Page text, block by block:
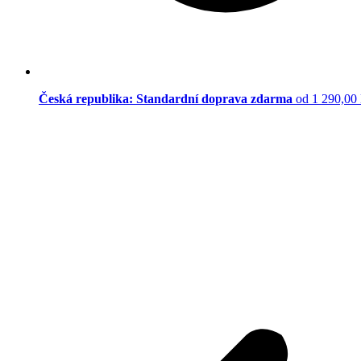
Česká republika: Standardní doprava zdarma od 1 290,00